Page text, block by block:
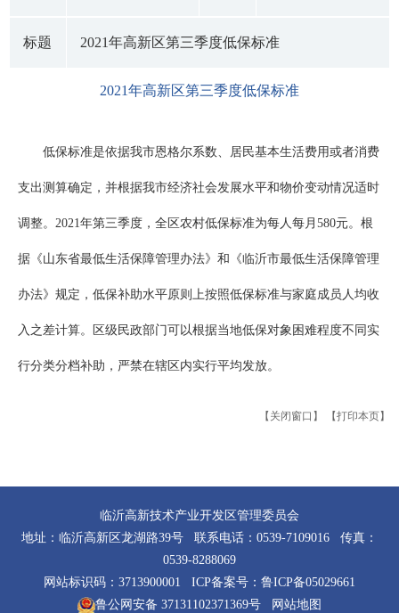
标题 2021年高新区第三季度低保标准
2021年高新区第三季度低保标准
低保标准是依据我市恩格尔系数、居民基本生活费用或者消费
支出测算确定，并根据我市经济社会发展水平和物价变动情况适时
调整。2021年第三季度，全区农村低保标准为每人每月580元。根
据《山东省最低生活保障管理办法》和《临沂市最低生活保障管理
办法》规定，低保补助水平原则上按照低保标准与家庭成员人均收
入之差计算。区级民政部门可以根据当地低保对象困难程度不同实
行分类分档补助，严禁在辖区内实行平均发放。
【关闭窗口】 【打印本页】
临沂高新技术产业开发区管理委员会
地址：临沂高新区龙湖路39号 联系电话：0539-7109016 传真：
0539-8288069
网站标识码：3713900001 ICP备案号： 鲁ICP备05029661
鲁公网安备 37131102371369号
网站地图